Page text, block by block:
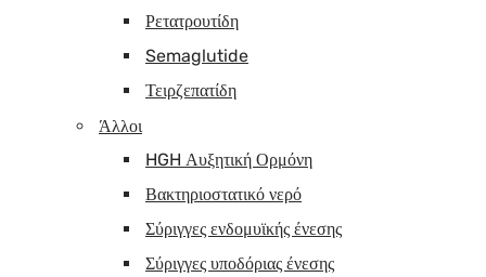
Ρετατρουτίδη
Semaglutide
Τειρζεπατίδη
Άλλοι
HGH Αυξητική Ορμόνη
Βακτηριοστατικό νερό
Σύριγγες ενδομυϊκής ένεσης
Σύριγγες υποδόριας ένεσης